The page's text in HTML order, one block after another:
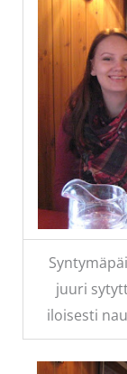
juuri
iloisesti